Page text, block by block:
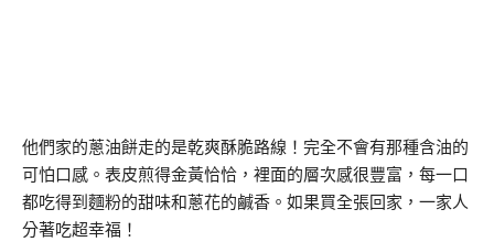
他們家的蔥油餅走的是乾爽酥脆路線！完全不會有那種含油的
可怕口感。表皮煎得金黃恰恰，裡面的層次感很豐富，每一口
都吃得到麵粉的甜味和蔥花的鹹香。如果買全張回家，一家人
分著吃超幸福！